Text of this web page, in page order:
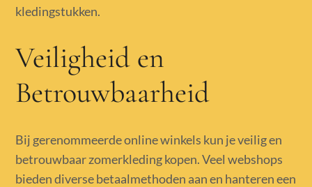
kledingstukken.
Veiligheid en
Betrouwbaarheid
Bij gerenommeerde online winkels kun je veilig en
betrouwbaar zomerkleding kopen. Veel webshops
bieden diverse betaalmethoden aan en hanteren een